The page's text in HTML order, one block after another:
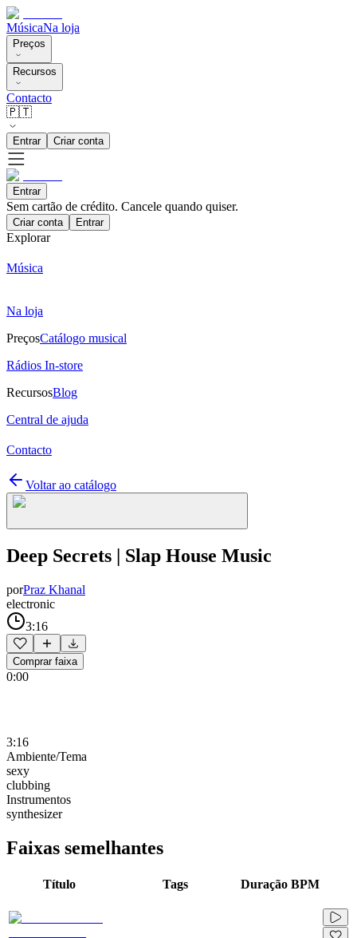
MúsicaNa loja
Preços
Recursos
Contacto
🇵🇹
Entrar Criar conta
Entrar
Sem cartão de crédito. Cancele quando quiser.
Criar conta Entrar
Explorar
Música
Na loja
PreçosCatálogo musical
Rádios In-store
RecursosBlog
Central de ajuda
Contacto
Voltar ao catálogo
Deep Secrets | Slap House Music
porPraz Khanal
electronic
3:16
Comprar faixa
0:00
3:16
Ambiente/Tema
sexy
clubbing
Instrumentos
synthesizer
Faixas semelhantes
Título Tags Duração BPM